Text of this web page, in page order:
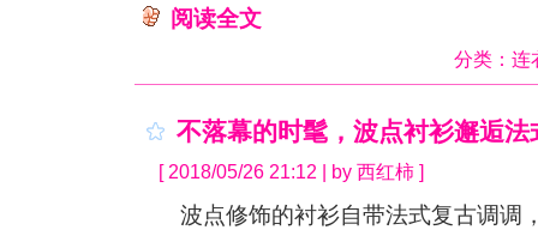
阅读全文
分类： 连
不落幕的时髦，波点衬衫邂逅法
[ 2018/05/26 21:12 | by 西红柿 ]
波点修饰的衬衫自带法式复古调调